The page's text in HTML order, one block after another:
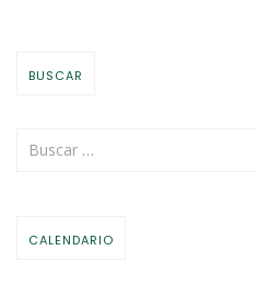
BUSCAR
CALENDARIO